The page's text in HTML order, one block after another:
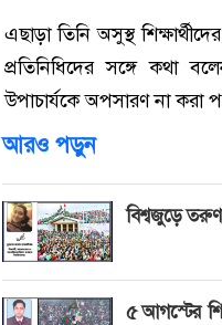
এছাড়া তিনি অসুস্থ
প্রতিনিধিদের সঙ্গে কথা
উপাচার্যকে অপসারণ না করা
আরও পড়ুন
বিশ্বজুড়ে
৫ আগস্টের